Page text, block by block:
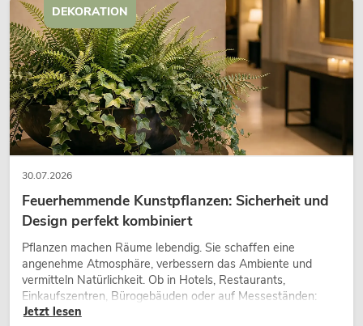
EUROLITE Set LED KLS Laser Bar FX +
M-3 Boxenhochständer
Bestand reicht ca. 12 Wo.
399,00
30.07.2026
Feuerhemmende Kunstpflanzen: Sicherheit und
Design perfekt kombiniert
Pflanzen machen Räume lebendig. Sie schaffen eine
angenehme Atmosphäre, verbessern das Ambiente und
vermitteln Natürlichkeit. Ob in Hotels, Restaurants,
Einkaufszentren, Bürogebäuden oder auf Messeständen:
eine hochwertige Begrünung gehört heute längst zum
Jetzt lesen
DEKORATION